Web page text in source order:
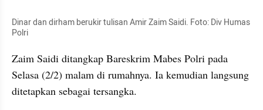
Dinar dan dirham berukir tulisan Amir Zaim Saidi. Foto: Div Humas
Polri
Zaim Saidi ditangkap Bareskrim Mabes Polri pada
Selasa (2/2) malam di rumahnya. Ia kemudian langsung
ditetapkan sebagai tersangka.